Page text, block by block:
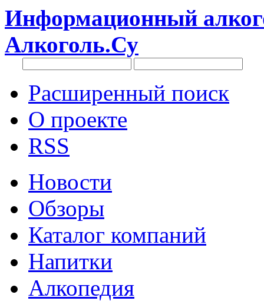
Информационный
Алкоголь.Су
Расширенный поиск
О проекте
RSS
Новости
Обзоры
Каталог компаний
Напитки
Алкопедия